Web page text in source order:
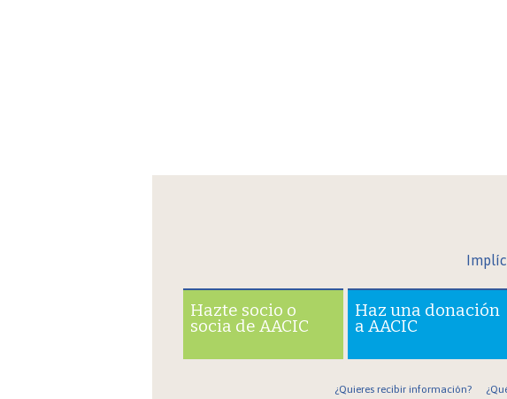
Hazte socio o
socia de AACIC
Haz una donación
a AACIC
¿Quieres recibir información?